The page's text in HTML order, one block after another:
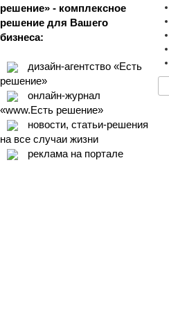
решение» - комплексное
решение для Вашего
бизнеса:
дизайн-агентство «Есть
решение»
онлайн-журнал
«www.Есть решение»
новости, статьи-решения
на все случаи жизни
реклама на портале